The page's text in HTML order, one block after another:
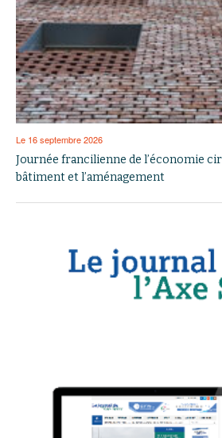
Le 16 septembre 2026
Journée francilienne de l’économie
bâtiment et l’aménagement